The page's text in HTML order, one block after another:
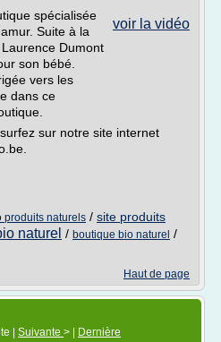
voir la vidéo
spécialisée
Suite à la
Dumont
son bébé.
vers les
dans ce
sur notre site internet
produits naturels / site produits
naturel / boutique bio naturel /
Haut de page
| Suivante > |
Dernière